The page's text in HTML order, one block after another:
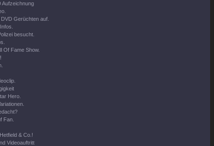
Aufzeichnung
Gerüchten auf.
besucht.
Of Fame Show.
Hero.
Fan.
& Co.!
Videoauftritt